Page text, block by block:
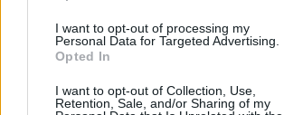
I want to opt-out of processing my
Personal Data for Targeted Advertising.
Opted In
I want to opt-out of Collection, Use,
Retention, Sale, and/or Sharing of my
μάταια»
SHOWBIZ
Ακύλας: «Μέσα μου ψυχολογικά